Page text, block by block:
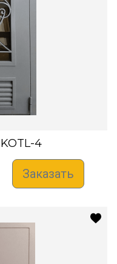
KOTL-4
Заказать